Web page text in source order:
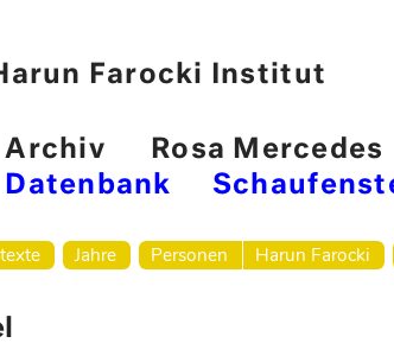
Farocki Institut
Archiv
Datenbank
Rosa Mercedes
Jahre Personen Harun Farocki